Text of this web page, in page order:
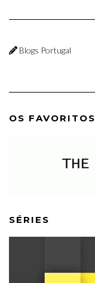
Blogs Portugal
OS FAVORITOS
SÉRIES